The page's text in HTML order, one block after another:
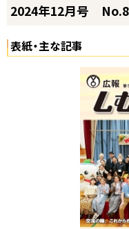
2
2
4
2024年12月号
表紙・主な記事